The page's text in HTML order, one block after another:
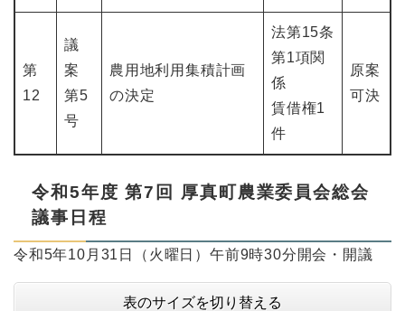
第
12
議
案
第5
号
農用地利用集積計画
の決定
法第15条
第1項関
係
賃借権1
件
原案
可決
令和5年度 第7回 厚真町農業委員会総会
議事日程
令和5年10月31日（火曜日）午前9時30分開会・開議
表のサイズを切り替える